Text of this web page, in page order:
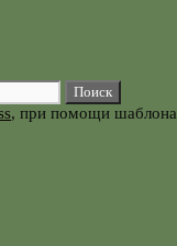
, при помощи шаблона